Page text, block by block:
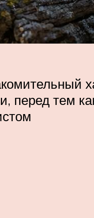
перед тем